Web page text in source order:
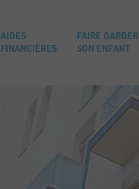
AIDES
FINANCIÈRES
FAIRE GARDER
SON ENFANT